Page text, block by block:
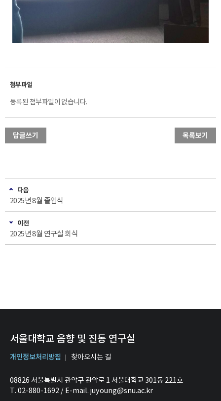
등록된 첨부파일이 없습니다.
답글쓰기 목록보기
다음
2025년 8월 졸업식
이전
2025년 8월 연구실 회식
서울대학교 음향 및 진동 연구실
개인정보처리방침 찾아오시는 길
08826 서울특별시 관악구 관악로 1 서울대학교 301동 221호
T. 02-880-1692 / E-mail. juyoung@snu.ac.kr